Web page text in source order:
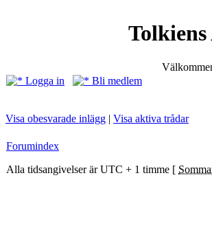
Logga in
Bli medlem
Visa obesvarade inlägg | Visa aktiva trådar
Forumindex
Alla tidsangivelser är UTC + 1 timme [